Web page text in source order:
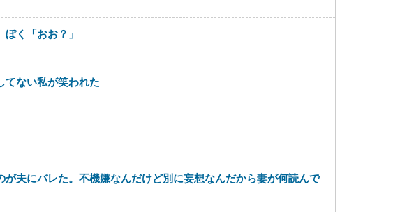
く「おお？」
てない私が笑われた
夫にバレた。不機嫌なんだけど別に妄想なんだから妻が何読んで